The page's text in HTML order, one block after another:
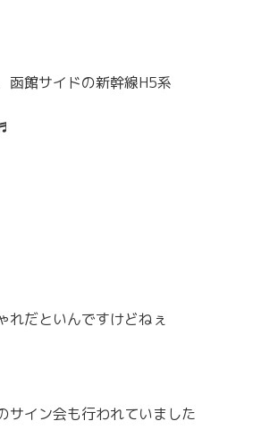
函館サイドの新幹線H5系
れだといんですけどねぇ
サイン会も行われていました